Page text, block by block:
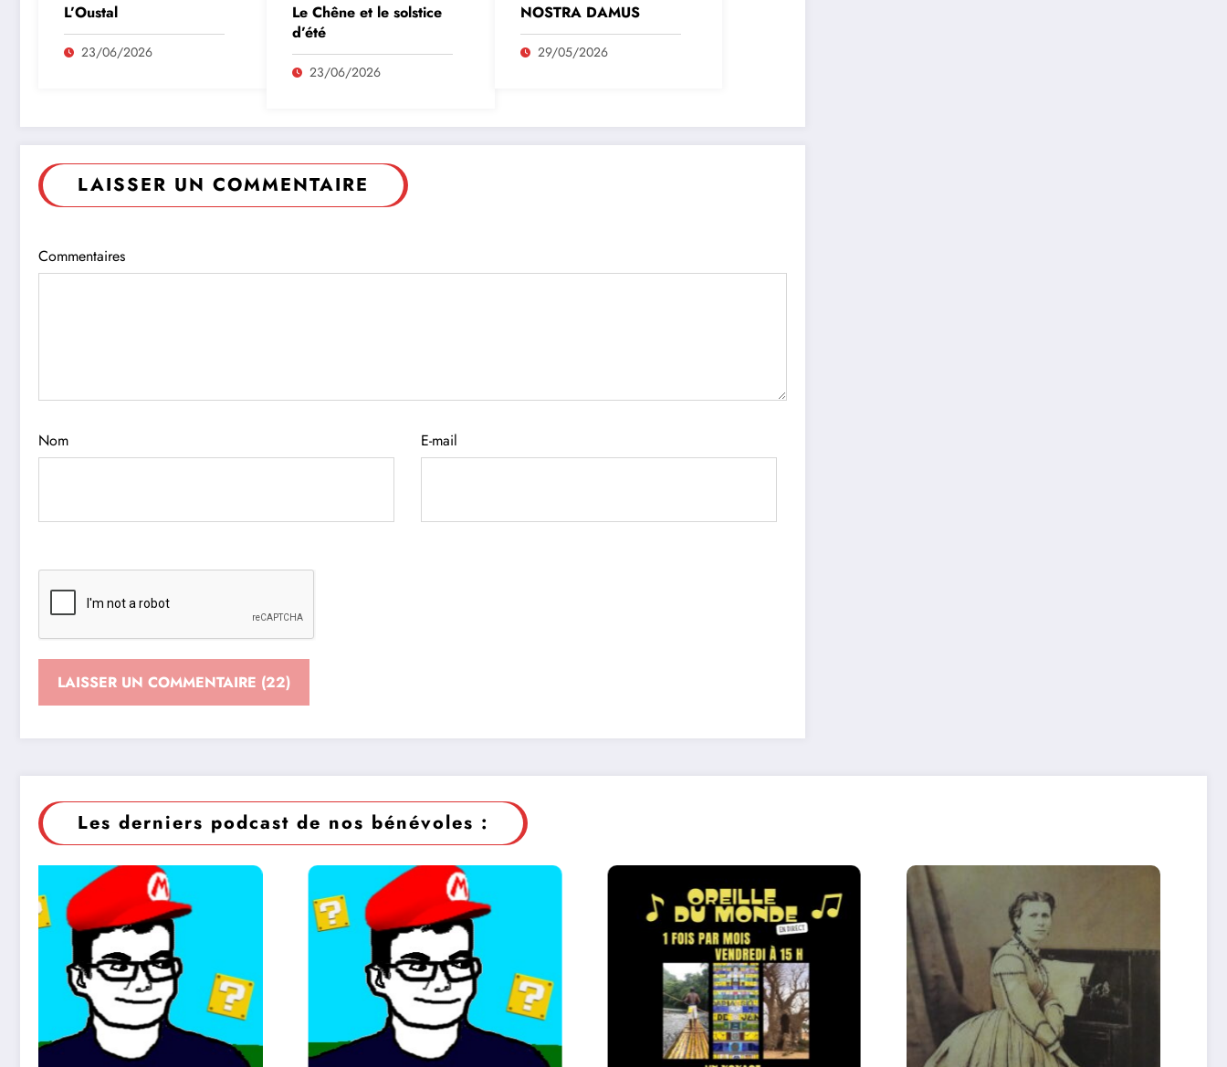
L’Oustal
23/06/2026
Le Chêne et le solstice
d’été
23/06/2026
NOSTRA DAMUS
29/05/2026
LAISSER UN COMMENTAIRE
Commentaires
Nom E-mail
Les derniers podcast de nos bénévoles :